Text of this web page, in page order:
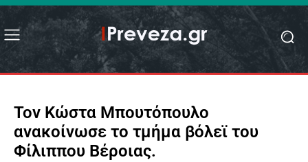
Τον Κώστα Μπουτόπουλο
ανακοίνωσε το τμήμα βόλεϊ του
Φίλιππου Βέροιας.